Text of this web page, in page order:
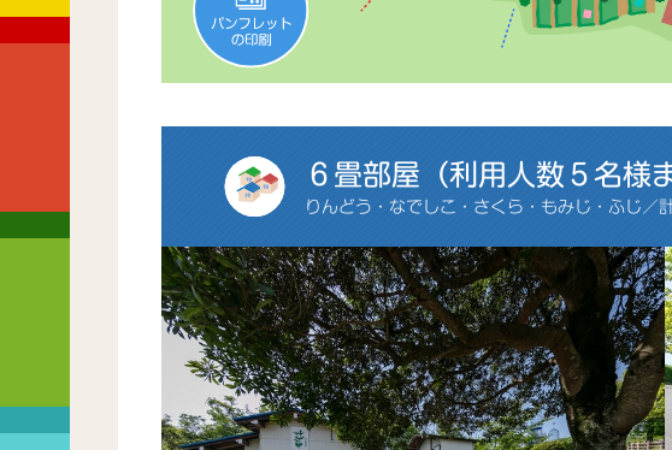
６畳部屋（利用人数５名様
りんどう・なでしこ・さくら・もみじ・ふじ／